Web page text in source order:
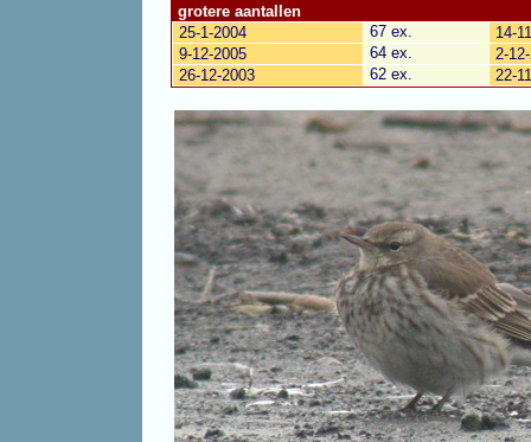
grotere aantallen
25-1-2004
67 ex.
14-
9-12-2005
64 ex.
2-
26-12-2003
62 ex. 22-